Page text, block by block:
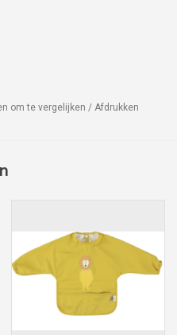
om te vergelijken / Afdrukken